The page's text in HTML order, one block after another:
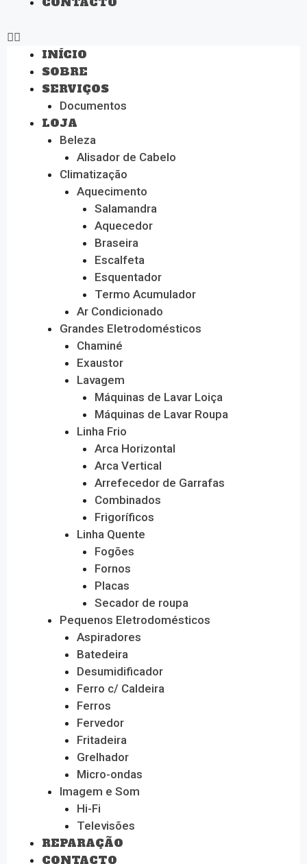
INÍCIO
SOBRE
SERVIÇOS
Documentos
LOJA
Beleza
Alisador de Cabelo
Climatização
Aquecimento
Salamandra
Aquecedor
Braseira
Escalfeta
Esquentador
Termo Acumulador
Ar Condicionado
Grandes Eletrodomésticos
Chaminé
Exaustor
Lavagem
Máquinas de Lavar Loiça
Máquinas de Lavar Roupa
Linha Frio
Arca Horizontal
Arca Vertical
Arrefecedor de Garrafas
Combinados
Frigoríficos
Linha Quente
Fogões
Fornos
Placas
Secador de roupa
Pequenos Eletrodomésticos
Aspiradores
Batedeira
Desumidificador
Ferro c/ Caldeira
Ferros
Fervedor
Fritadeira
Grelhador
Micro-ondas
Imagem e Som
Hi-Fi
Televisões
REPARAÇÃO
CONTACTO